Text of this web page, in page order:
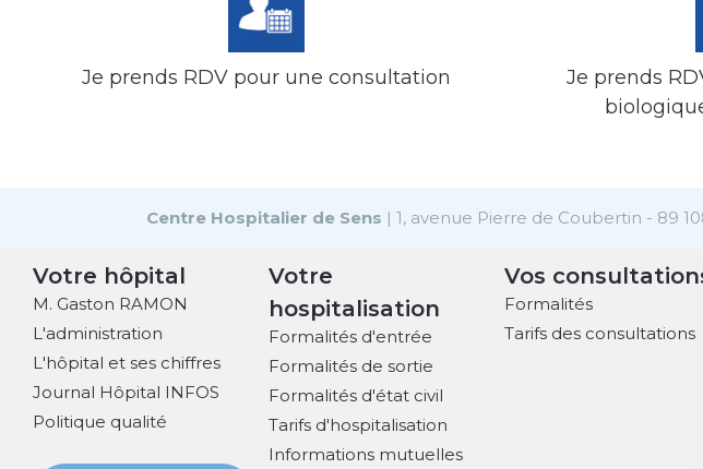
Je prends RDV pour une consultation
Je prends
Centre Hospitalier de Sens | 1, avenue Pierre de Coubertin - 89
Votre hôpital
M. Gaston RAMON
L'administration
L'hôpital et ses chiffres
Journal Hôpital INFOS
Politique qualité
Votre
hospitalisation
Formalités d'entrée
Formalités de sortie
Formalités d'état civil
Tarifs d'hospitalisation
Informations mutuelles
Vos
Formalités
Tarifs des consultations